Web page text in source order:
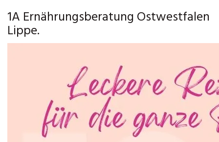
1A Ernährungsberatung Ostwestfalen
Lippe.